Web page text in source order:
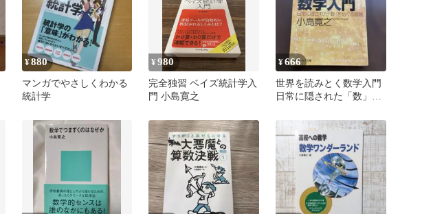
¥880
マンガでやさしくわかる
統計学
¥980
完全独習 ベイズ統計学入
門 小島寛之
¥666
世界を読みとく数学入門
日常に隠された「数」を